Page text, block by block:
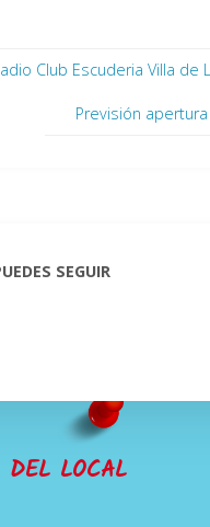
Club Escuderia Villa de
Previsión
SEGUIR
DEL LOCAL